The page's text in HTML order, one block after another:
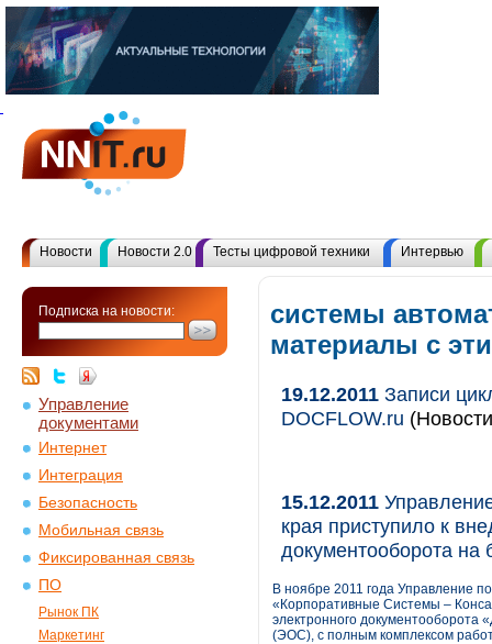
Новости Новости 2.0 Тесты цифровой техники Интервью
Подписка на новости:
Управление
документами
Интернет
Интеграция
Безопасность
Мобильная связь
Фиксированная связь
ПО
Рынок ПК
Маркетинг
системы
материалы с
19.12.2011 Записи
DOCFLOW.ru
15.12.2011
края приступило к
документооборота
В ноябре 2011 года Управление
«Корпоративные Системы –
электронного
(ЭОС), с полным комплексом